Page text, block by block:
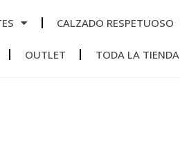
CALZADO RESPETUOSO
OUTLET TODA LA TIENDA